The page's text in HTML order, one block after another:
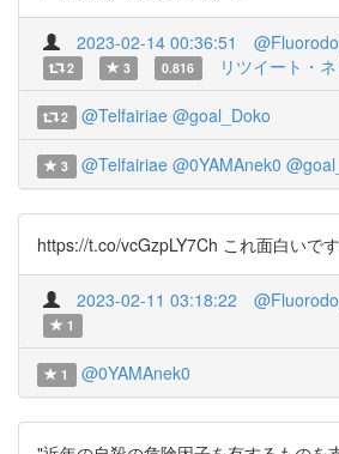
2023-02-14 00:36:51
2 3 0.816 リツイート・
2 @Telfairiae @goal_Doko
3 @Telfairiae @0YAMAnek0
https://t.co/vcGzpLY7Ch これ面白いです
2023-02-11 03:18:22
1
1 @0YAMAnek0